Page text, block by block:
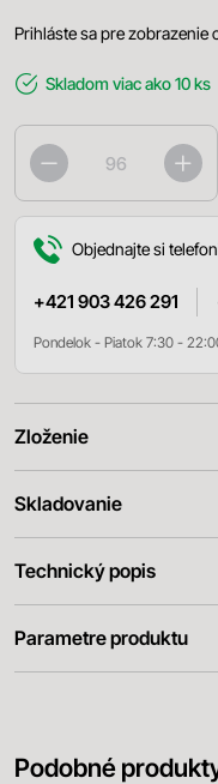
Prihláste sa pre zobrazenie
Skladom viac ako 10 ks
Objednajte si
+421 903 426 291
Pondelok - Piatok 7:30 -
Zloženie
Skladovanie
Technický popis
Parametre produktu
Podobné